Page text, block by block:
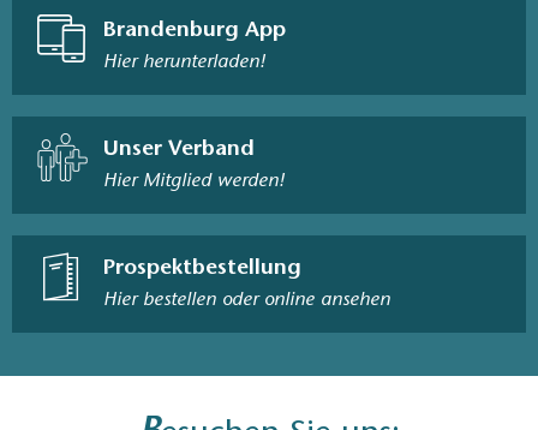
Brandenburg App
Hier herunterladen!
Unser Verband
Hier Mitglied werden!
Prospektbestellung
Hier bestellen oder online ansehen